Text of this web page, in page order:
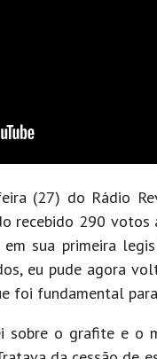
(27) do Rádio
recebido 290 votos
sua primeira
eu pude agora
foi fundamental
o grafite e o